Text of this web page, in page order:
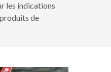
les indications
de